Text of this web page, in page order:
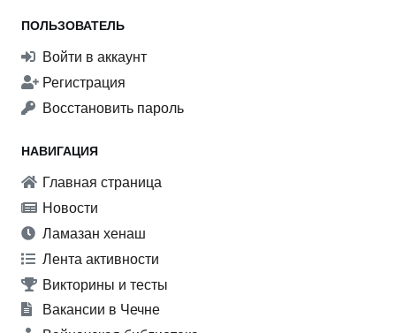
ПОЛЬЗОВАТЕЛЬ
Войти в аккаунт
Регистрация
Восстановить пароль
НАВИГАЦИЯ
Главная страница
Новости
Ламазан хенаш
Лента активности
Викторины и тесты
Вакансии в Чечне